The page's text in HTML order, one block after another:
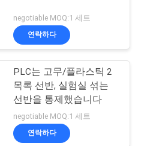
negotiable MOQ:1 세트
연락하다
PLC는 고무/플라스틱 2
목록 선반, 실험실 섞는
선반을 통제했습니다
negotiable MOQ:1 세트
연락하다